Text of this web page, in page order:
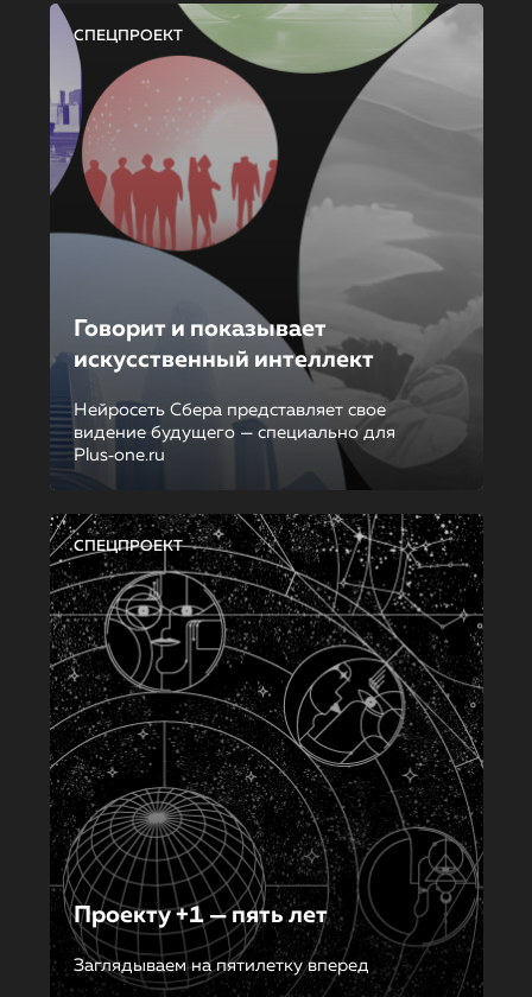
СПЕЦПРОЕКТ
Говорит и показывает
искусственный интеллект
Нейросеть Сбера представляет свое
видение будущего — специально для
Plus‑one.ru
СПЕЦПРОЕКТ
Проекту +1 — пять лет
Заглядываем на пятилетку вперед